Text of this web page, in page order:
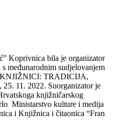
Koprivnica bila je organizator
međunarodnim sudjelovanjem
TRADICIJA,
11. 2022. Suorganizator je
knjižničarskog
Ministarstvo kulture i medija
i Knjižnica i čitaonica “Fran